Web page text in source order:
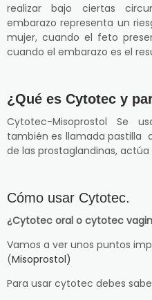
realizar bajo ciertas
embarazo representa un
mujer, cuando el feto
cuando el embarazo es el
¿Qué es Cytotec y
Cytotec-Misoprostol Se
también es llamada pastilla
de las prostaglandinas,
Cómo usar Cytotec.
¿Cytotec oral o cytotec
Vamos a ver unos puntos
(Misoprostol)
Para usar cytotec debes